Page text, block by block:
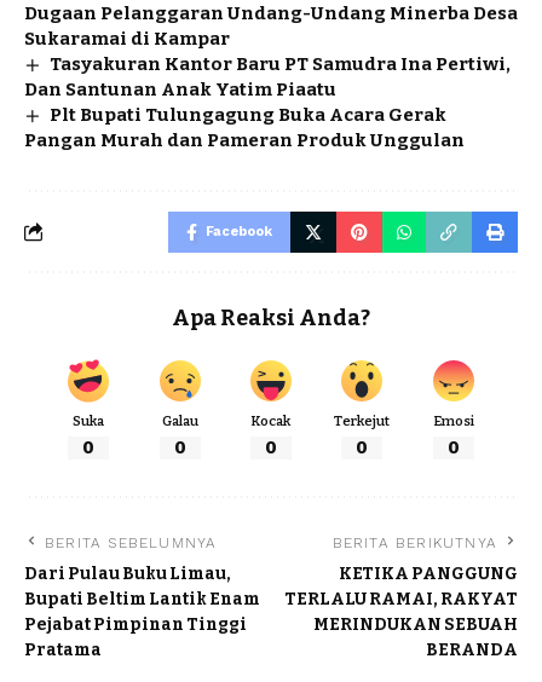
Dugaan Pelanggaran Undang-Undang Minerba Desa
Sukaramai di Kampar
Tasyakuran Kantor Baru PT Samudra Ina Pertiwi,
Dan Santunan Anak Yatim Piaatu
Plt Bupati Tulungagung Buka Acara Gerak
Pangan Murah dan Pameran Produk Unggulan
Facebook
Apa Reaksi Anda?
Suka
0
Galau
0
Kocak
0
Terkejut
0
Emosi
0
BERITA SEBELUMNYA
Dari Pulau Buku Limau,
Bupati Beltim Lantik Enam
Pejabat Pimpinan Tinggi
Pratama
BERITA BERIKUTNYA
KETIKA PANGGUNG
TERLALU RAMAI, RAKYAT
MERINDUKAN SEBUAH
BERANDA